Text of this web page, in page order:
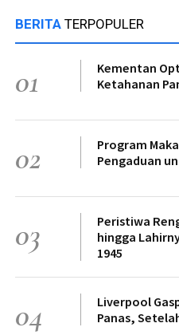
BERITA TERPOPULER
01
Kementan
Ketahanan
02
Program
Pengaduan
03
Peristiwa
hingga
1945
04
Liverpool
Panas,